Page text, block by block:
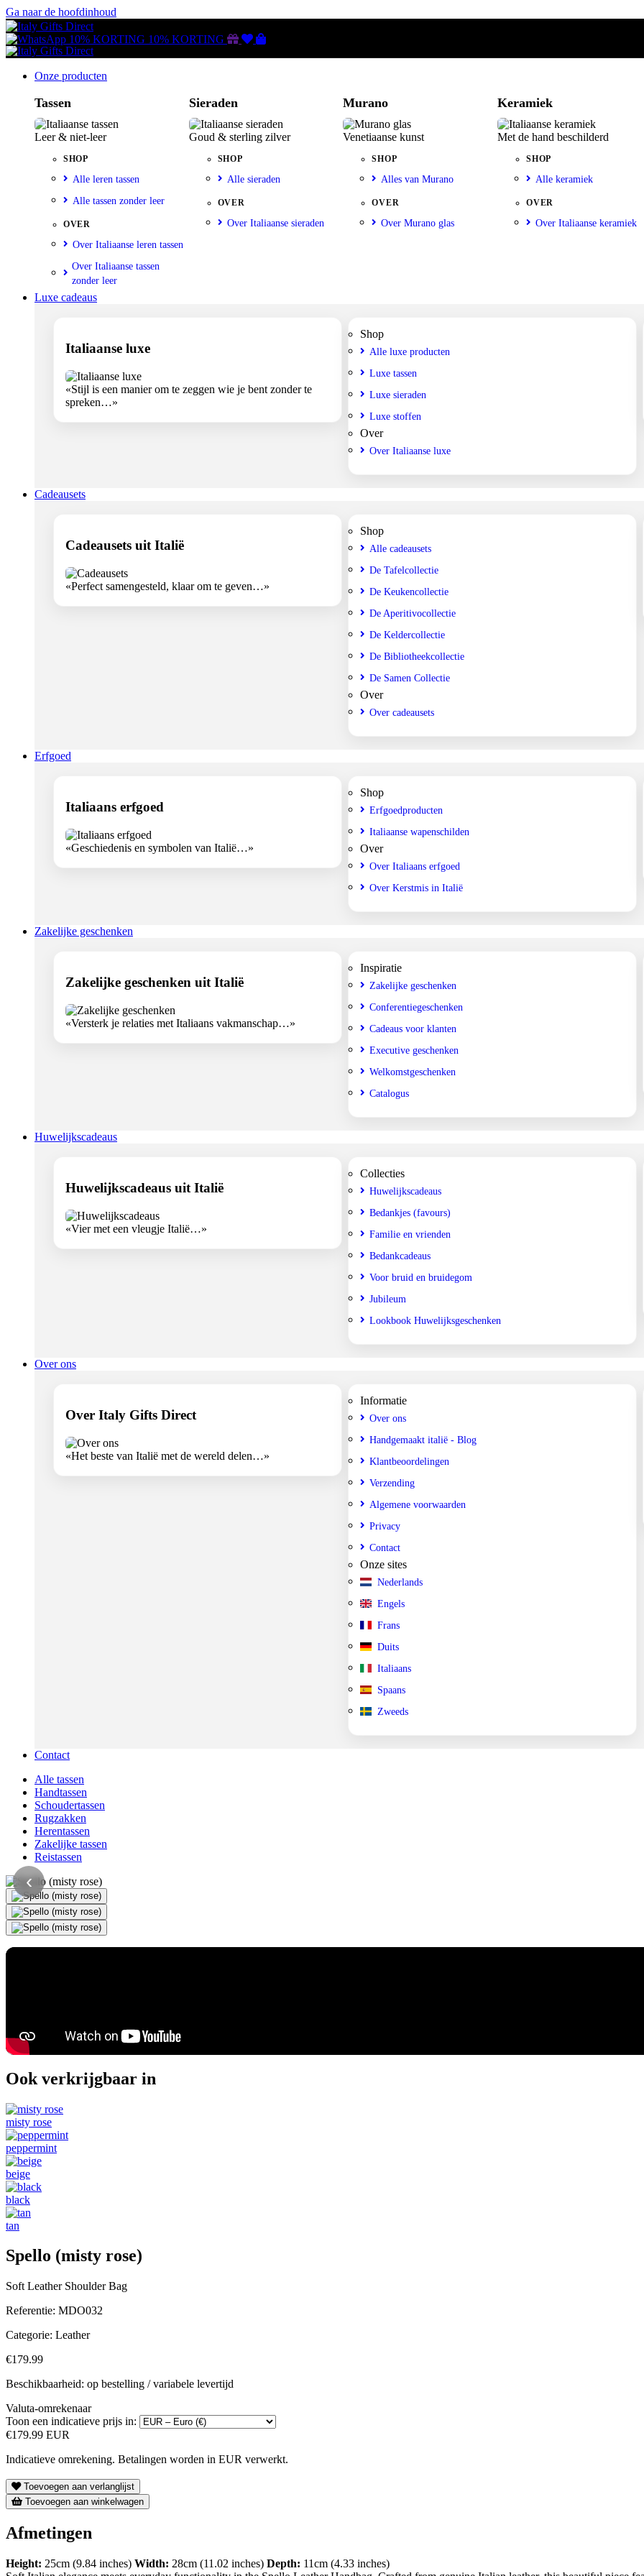
Ga naar de hoofdinhoud
10% KORTING 10% KORTING Gutscheine
Wunschliste
Warenkorb
Onze producten
Tassen
Leer & niet-leer
SHOP
Alle leren tassen
Alle tassen zonder leer
OVER
Over Italiaanse leren tassen
Over Italiaanse tassen
zonder leer
Sieraden
Goud & sterling zilver
SHOP
Alle sieraden
OVER
Over Italiaanse sieraden
Murano
Venetiaanse kunst
SHOP
Alles van Murano
OVER
Over Murano glas
Keramiek
Met de hand beschilderd
SHOP
Alle keramiek
OVER
Over Italiaanse keramiek
Luxe cadeaus
Italiaanse luxe
«Stijl is een manier om te zeggen wie je bent zonder te
spreken…»
Shop
Alle luxe producten
Luxe tassen
Luxe sieraden
Luxe stoffen
Over
Over Italiaanse luxe
Cadeausets
Cadeausets uit Italië
«Perfect samengesteld, klaar om te geven…»
Shop
Alle cadeausets
De Tafelcollectie
De Keukencollectie
De Aperitivocollectie
De Keldercollectie
De Bibliotheekcollectie
De Samen Collectie
Over
Over cadeausets
Erfgoed
Italiaans erfgoed
«Geschiedenis en symbolen van Italië…»
Shop
Erfgoedproducten
Italiaanse wapenschilden
Over
Over Italiaans erfgoed
Over Kerstmis in Italië
Zakelijke geschenken
Zakelijke geschenken uit Italië
«Versterk je relaties met Italiaans vakmanschap…»
Inspiratie
Zakelijke geschenken
Conferentiegeschenken
Cadeaus voor klanten
Executive geschenken
Welkomstgeschenken
Catalogus
Huwelijkscadeaus
Huwelijkscadeaus uit Italië
«Vier met een vleugje Italië…»
Collecties
Huwelijkscadeaus
Bedankjes (favours)
Familie en vrienden
Bedankcadeaus
Voor bruid en bruidegom
Jubileum
Lookbook Huwelijksgeschenken
Over ons
Over Italy Gifts Direct
«Het beste van Italië met de wereld delen…»
Informatie
Over ons
Handgemaakt italië - Blog
Klantbeoordelingen
Verzending
Algemene voorwaarden
Privacy
Contact
Onze sites
Nederlands
Engels
Frans
Duits
Italiaans
Spaans
Zweeds
Contact
Alle tassen
Handtassen
Schoudertassen
Rugzakken
Herentassen
Zakelijke tassen
Reistassen
‹
Ook verkrijgbaar in
misty rose
peppermint
beige
black
tan
Spello (misty rose)
Soft Leather Shoulder Bag
Referentie: MDO032
Categorie: Leather
€179.99
Beschikbaarheid: op bestelling / variabele levertijd
Valuta-omrekenaar
Toon een indicatieve prijs in:
€179.99 EUR
Indicatieve omrekening. Betalingen worden in EUR verwerkt.
Toevoegen aan verlanglijst
Toevoegen aan winkelwagen
Afmetingen
Height: 25cm (9.84 inches) Width: 28cm (11.02 inches) Depth: 11cm (4.33 inches)